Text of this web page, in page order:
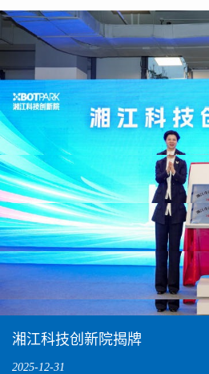
湘江科技创新院揭牌
2025-12-31